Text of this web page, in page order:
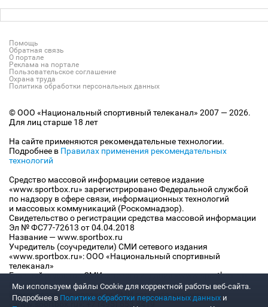
Помощь
Обратная связь
О портале
Реклама на портале
Пользовательское соглашение
Охрана труда
Политика обработки персональных данных
© ООО «Национальный спортивный телеканал» 2007 — 2026.
Для лиц старше 18 лет
На сайте применяются рекомендательные технологии.
Подробнее в Правилах применения рекомендательных
технологий
Средство массовой информации сетевое издание
«www.sportbox.ru» зарегистрировано Федеральной службой
по надзору в сфере связи, информационных технологий
и массовых коммуникаций (Роскомнадзор).
Свидетельство о регистрации средства массовой информации
Эл № ФС77-72613 от 04.04.2018
Название — www.sportbox.ru
Учредитель (соучредители) СМИ сетевого издания
«www.sportbox.ru»: ООО «Национальный спортивный
телеканал»
Главный редактор СМИ сетевого издания «www.sportbox.ru»:
Конов В.А.
Номер телефона редакции СМИ сетевого издания
«www.sportbox.ru»: +7 (495) 653 8419
Мы используем файлы Сookie для корректной работы веб-сайта.
Подробнее в Политике обработки персональных данных и